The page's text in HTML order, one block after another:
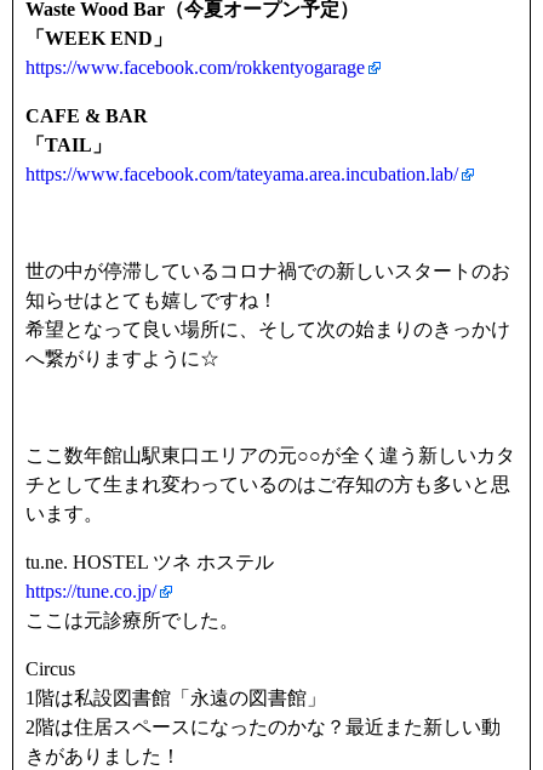
Waste Wood Bar（今夏オープン予定）
「WEEK END」
https://www.facebook.com/rokkentyogarage
CAFE & BAR
「TAIL」
https://www.facebook.com/tateyama.area.incubation.lab/
世の中が停滞しているコロナ禍での新しいスタートのお
知らせはとても嬉しですね！
希望となって良い場所に、そして次の始まりのきっかけ
へ繋がりますように☆
ここ数年館山駅東口エリアの元○○が全く違う新しいカタ
チとして生まれ変わっているのはご存知の方も多いと思
います。
tu.ne. HOSTEL ツネ ホステル
https://tune.co.jp/
ここは元診療所でした。
Circus
1階は私設図書館「永遠の図書館」
2階は住居スペースになったのかな？最近また新しい動
きがありました！